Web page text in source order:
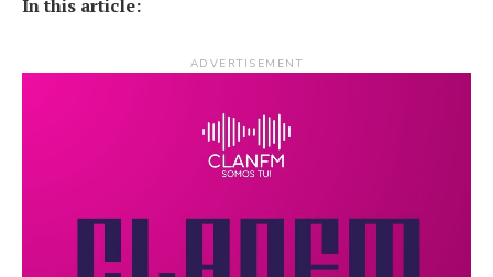
In this article:
ADVERTISEMENT